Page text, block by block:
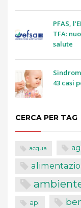
PFAS,
TFA:
salute
43 casi
CERCA PER TAG
acqua
api